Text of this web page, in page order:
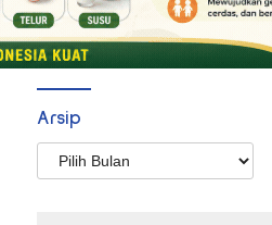
Arsip
Arsip